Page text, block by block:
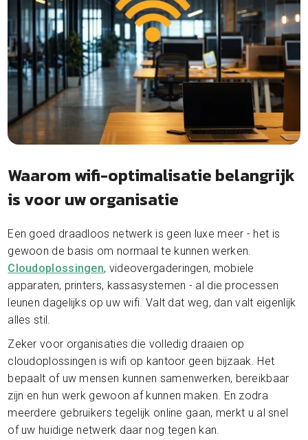
Waarom wifi-optimalisatie belangrijk
is voor uw organisatie
Een goed draadloos netwerk is geen luxe meer - het is
gewoon de basis om normaal te kunnen werken.
Cloudoplossingen, videovergaderingen, mobiele
apparaten, printers, kassasystemen - al die processen
leunen dagelijks op uw wifi. Valt dat weg, dan valt eigenlijk
alles stil.
Zeker voor organisaties die volledig draaien op
cloudoplossingen is wifi op kantoor geen bijzaak. Het
bepaalt of uw mensen kunnen samenwerken, bereikbaar
zijn en hun werk gewoon af kunnen maken. En zodra
meerdere gebruikers tegelijk online gaan, merkt u al snel
of uw huidige netwerk daar nog tegen kan.